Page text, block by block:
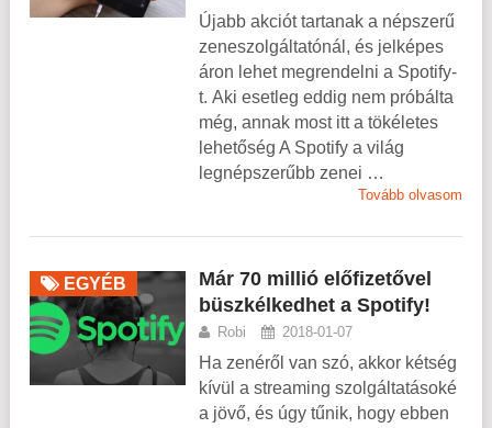
Újabb akciót tartanak a népszerű
zeneszolgáltatónál, és jelképes
áron lehet megrendelni a Spotify-
t. Aki esetleg eddig nem próbálta
még, annak most itt a tökéletes
lehetőség A Spotify a világ
legnépszerűbb zenei …
Tovább olvasom
EGYÉB
Már 70 millió előfizetővel
büszkélkedhet a Spotify!
Robi 2018-01-07
Ha zenéről van szó, akkor kétség
kívül a streaming szolgáltatásoké
a jövő, és úgy tűnik, hogy ebben